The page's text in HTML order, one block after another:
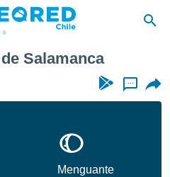
Salamanca
...
Menguante